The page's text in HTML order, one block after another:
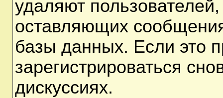
удаляют
оставляющих
базы данных. Если это
зарегистрироваться
дискуссиях.